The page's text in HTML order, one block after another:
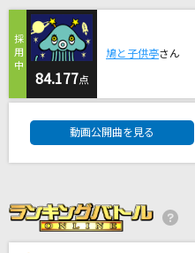
優里
StaRt
[生音]You're the Only…
小野正利
あるいは映画のような
yama
84.177点
鳩と子供亭さん
動画公開曲を見る